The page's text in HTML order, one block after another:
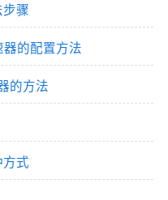
骤
的配置方法
的方法
式